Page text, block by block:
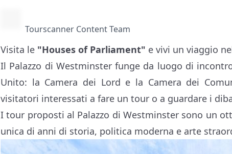
Tourscanner Content Team
Visita le "Houses of Parliament" e vivi un viaggio
Il Palazzo di Westminster funge da luogo di
Unito: la Camera dei Lord e la Camera dei
visitatori interessati a fare un tour o a guardare i
I tour proposti al Palazzo di Westminster sono un
unica di anni di storia, politica moderna e arte